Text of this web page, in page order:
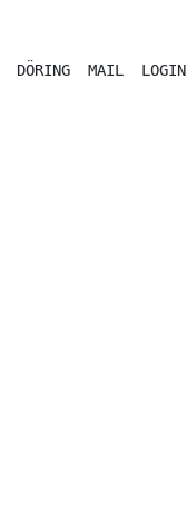
DÖRING MAIL LOGIN